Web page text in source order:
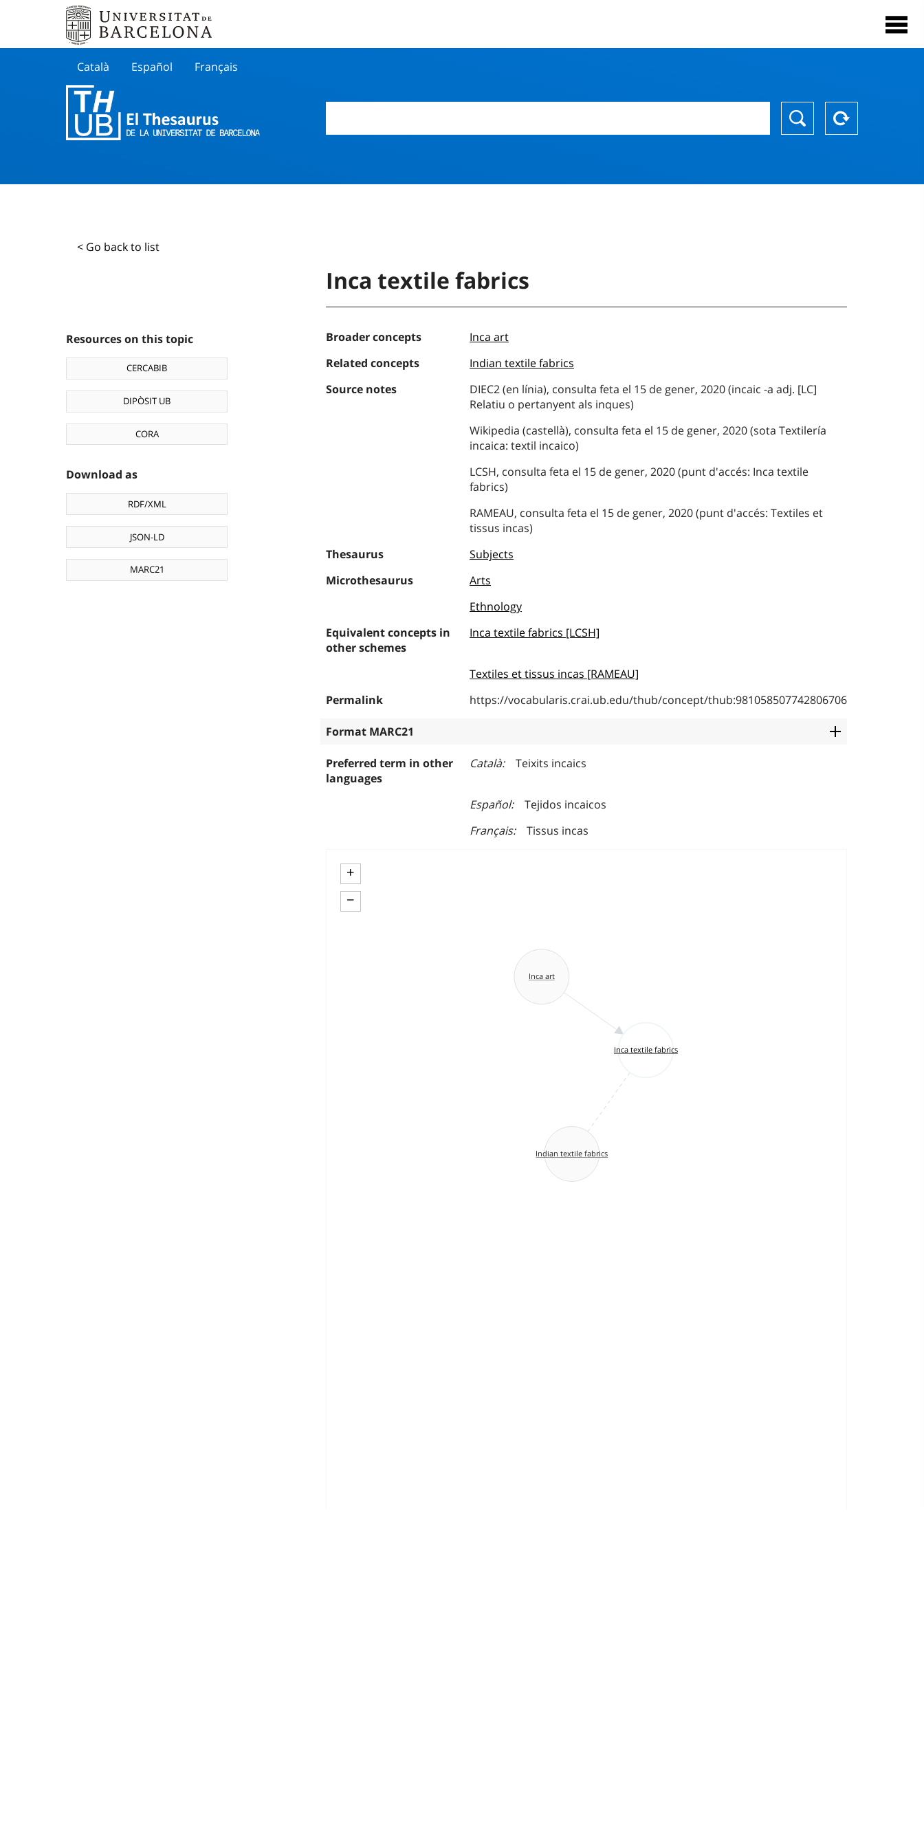
Català Español Français
< Go back to list
Resources on this topic
CERCABIB
DIPÒSIT UB
CORA
Download as
RDF/XML
JSON-LD
MARC21
Inca textile fabrics
Broader concepts
Inca art
Related concepts
Indian textile fabrics
Source notes
DIEC2 (en línia), consulta feta el 15 de gener, 2020 (incaic -a adj. [LC]
Relatiu o pertanyent als inques)
Wikipedia (castellà), consulta feta el 15 de gener, 2020 (sota Textilería
incaica: textil incaico)
LCSH, consulta feta el 15 de gener, 2020 (punt d'accés: Inca textile
fabrics)
RAMEAU, consulta feta el 15 de gener, 2020 (punt d'accés: Textiles et
tissus incas)
Thesaurus
Subjects
Microthesaurus
Arts
Ethnology
Equivalent concepts in
other schemes
Inca textile fabrics [LCSH]
Textiles et tissus incas [RAMEAU]
Permalink
https://vocabularis.crai.ub.edu/thub/concept/thub:981058507742806706
Format MARC21
Preferred term in other
languages
Català Teixits incaics
Español
Tejidos incaicos
Français
Tissus incas
+
−
Inca textile fabrics
Indian textile fabrics
Inca art